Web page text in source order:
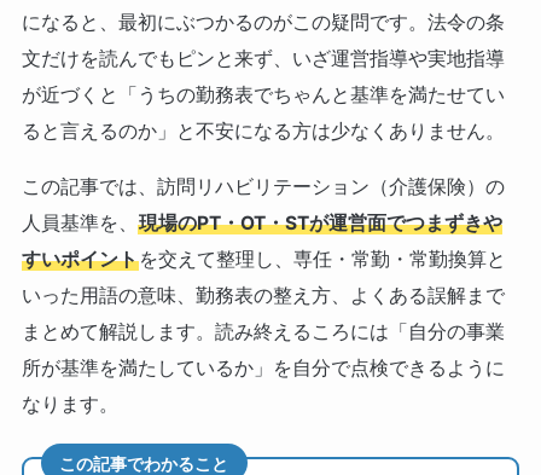
になると、最初にぶつかるのがこの疑問です。法令の条
文だけを読んでもピンと来ず、いざ運営指導や実地指導
が近づくと「うちの勤務表でちゃんと基準を満たせてい
ると言えるのか」と不安になる方は少なくありません。
この記事では、訪問リハビリテーション（介護保険）の
人員基準を、 現場のPT・OT・STが運営面でつまずきや
すいポイントを交えて整理し、専任・常勤・常勤換算と
いった用語の意味、勤務表の整え方、よくある誤解まで
まとめて解説します。読み終えるころには「自分の事業
所が基準を満たしているか」を自分で点検できるように
なります。
この記事でわかること